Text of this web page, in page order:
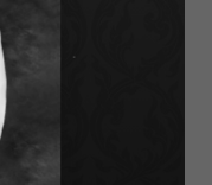
ส่ง “ธาตรี” เรต
!